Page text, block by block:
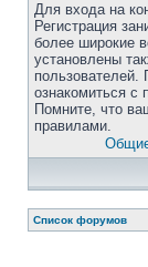
Для входа на
Регистрация
более широкие
установлены
пользователей.
ознакомиться с
Помните, что
правилами.
Список форумов